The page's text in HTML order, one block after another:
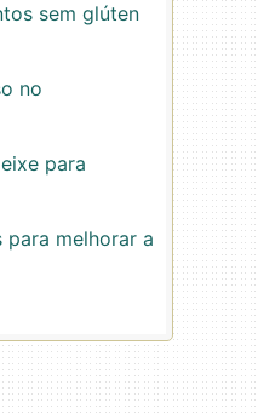
sem glúten
no
para
para melhorar a